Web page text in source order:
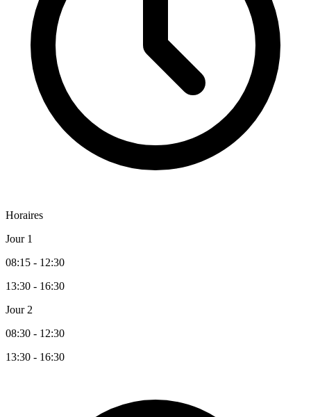
Horaires
Jour 1
08:15 - 12:30
13:30 - 16:30
Jour 2
08:30 - 12:30
13:30 - 16:30